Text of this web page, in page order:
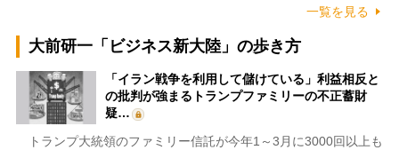
一覧を見る
大前研一「ビジネス新大陸」の歩き方
「イラン戦争を利用して儲けている」利益相反と
の批判が強まるトランプファミリーの不正蓄財
疑…
トランプ大統領のファミリー信託が今年1～3月に3000回以上も